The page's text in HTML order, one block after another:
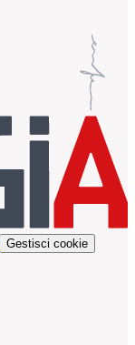
Gestisci cookie